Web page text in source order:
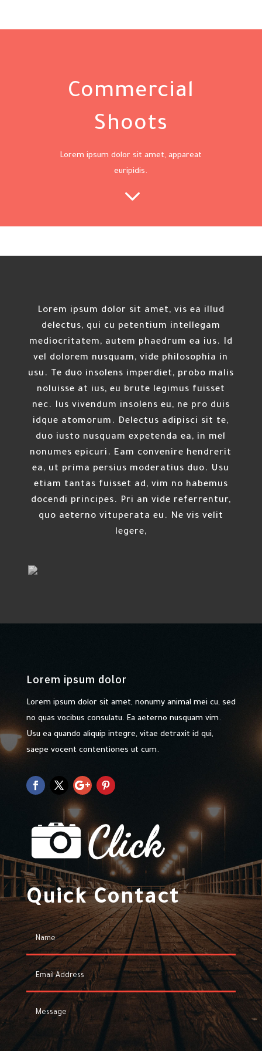
Commercial
Shoots
Lorem ipsum dolor sit amet, appareat
euripidis.
3
Lorem ipsum dolor sit amet, vis ea illud
delectus, qui cu petentium intellegam
mediocritatem, autem phaedrum ea ius. Id
vel dolorem nusquam, vide philosophia in
usu. Te duo insolens imperdiet, probo malis
noluisse at ius, eu brute legimus fuisset
nec. Ius vivendum insolens eu, ne pro duis
idque atomorum. Delectus adipisci sit te,
duo iusto nusquam expetenda ea, in mel
nonumes epicuri. Eam convenire hendrerit
ea, ut prima persius moderatius duo. Usu
etiam tantas fuisset ad, vim no habemus
docendi principes. Pri an vide referrentur,
quo aeterno vituperata eu. Ne vis velit
legere,
Lorem ipsum dolor
Lorem ipsum dolor sit amet, nonumy animal mei cu, sed
no quas vocibus consulatu. Ea aeterno nusquam vim.
Usu ea quando aliquip integre, vitae detraxit id qui,
saepe vocent contentiones ut cum.
Quick Contact